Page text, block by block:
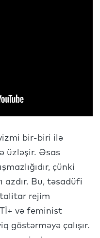
bir-biri ilə
üzləşir. Əsas
çünki
azdır. Bu, təsadüfi
rejim
və feminist
göstərməyə çalışır.